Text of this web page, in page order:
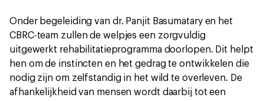
Onder begeleiding van dr. Panjit Basumatary en het
CBRC-team zullen de welpjes een zorgvuldig
uitgewerkt rehabilitatieprogramma doorlopen. Dit helpt
hen om de instincten en het gedrag te ontwikkelen die
nodig zijn om zelfstandig in het wild te overleven. De
afhankelijkheid van mensen wordt daarbij tot een